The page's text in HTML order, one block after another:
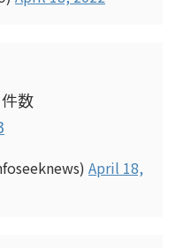
数
April 18,